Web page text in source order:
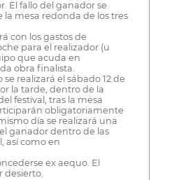
El fallo del ganador se
mesa redonda de los tres
con los gastos de
para el realizador (u
que acuda en
obra finalista.
realizará el sábado 12 de
la tarde, dentro de la
festival, tras la mesa
obligatoriamente
día se realizará una
ganador dentro de las
así como en
ex aequo. El
desierto.